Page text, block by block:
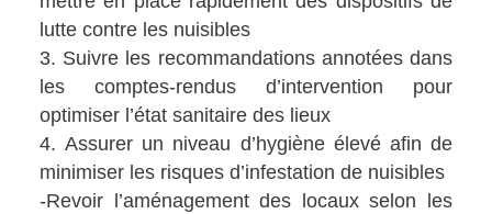
lutte contre les nuisibles
Suivre les recommandations annotées dans
les comptes-rendus d’intervention pour
optimiser l’état sanitaire des lieux
Assurer un niveau d’hygiène élevé afin de
minimiser les risques d’infestation de nuisibles
-Revoir l’aménagement des locaux selon les